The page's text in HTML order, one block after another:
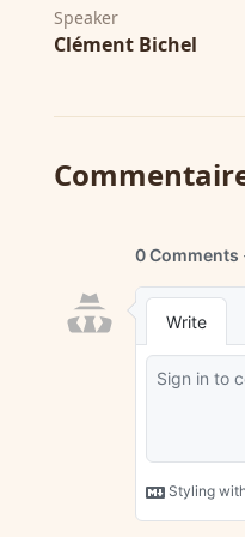
Speaker
Clément Bichel